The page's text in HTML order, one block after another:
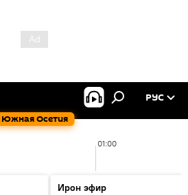
Южная Осетия
РУС
01:00
Ирон эфир